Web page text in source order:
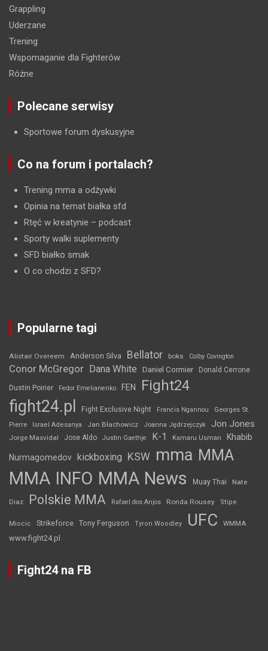
Grappling
Uderzane
Trening
Wspomaganie dla Fighterów
Różne
Polecane serwisy
Sportowe forum dyskusyjne
Co na forum i portalach?
Trening mma a odżywki
Opinia na temat białka sfd
Rtęć w kreatynie – podcast
Sporty walki suplementy
SFD białko smak
O co chodzi z SFD?
Popularne tagi
Alistair Overeem Anderson Silva Bellator boks Colby Covington
Conor McGregor Dana White Daniel Cormier Donald Cerrone
Dustin Poirier Fedor Emelianenko FEN Fight24
fight24.pl Fight Exclusive Night Francis Ngannou
Georges St.
Pierre
Israel Adesanya Jan Błachowicz Joanna Jędrzejczyk Jon Jones
Jorge Masvidal Jose Aldo Justin Gaethje K-1 Kamaru Usman Khabib
Nurmagomedov kickboxing KSW mma MMA
MMA INFO MMA News Muay Thai Nate
Diaz Polskie MMA Rafael dos Anjos Ronda Rousey Stipe
Miocic Strikeforce Tony Ferguson Tyron Woodley UFC WMMA
www.fight24.pl
Fight24 na FB